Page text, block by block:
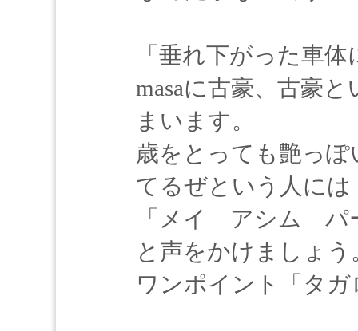
「垂れ下がった車
masaに古豪、古豪
まいます。
歳をとっても艶っ
てるぜという人には
「メイ アシム パ
と声をかけましょう
ワンポイント「タ